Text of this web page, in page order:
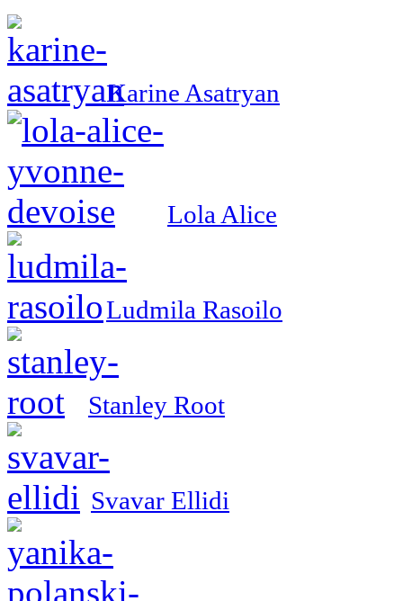
Karine Asatryan
Lola Alice
Ludmila Rasoilo
Stanley Root
Svavar Ellidi